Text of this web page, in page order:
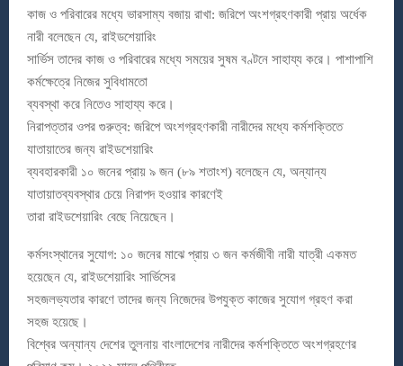
কাজ ও পরিবারের মধ্যে ভারসাম্য বজায় রাখা: জরিপে অংশগ্রহণকারী প্রায় অর্ধেক
নারী বলেছেন যে, রাইডশেয়ারিং
সার্ভিস তাদের কাজ ও পরিবারের মধ্যে সময়ের সুষম বণ্টনে সাহায্য করে। পাশাপাশি
কর্মক্ষেত্রে নিজের সুবিধামতো
ব্যবস্থা করে নিতেও সাহায্য করে।
নিরাপত্তার ওপর গুরুত্ব: জরিপে অংশগ্রহণকারী নারীদের মধ্যে কর্মশক্তিতে
যাতায়াতের জন্য রাইডশেয়ারিং
ব্যবহারকারী ১০ জনের প্রায় ৯ জন (৮৯ শতাংশ) বলেছেন যে, অন্যান্য
যাতায়াতব্যবস্থার চেয়ে নিরাপদ হওয়ার কারণেই
তারা রাইডশেয়ারিং বেছে নিয়েছেন।
কর্মসংস্থানের সুযোগ: ১০ জনের মাঝে প্রায় ৩ জন কর্মজীবী নারী যাত্রী একমত
হয়েছেন যে, রাইডশেয়ারিং সার্ভিসের
সহজলভ্যতার কারণে তাদের জন্য নিজেদের উপযুক্ত কাজের সুযোগ গ্রহণ করা
সহজ হয়েছে।
বিশ্বের অন্যান্য দেশের তুলনায় বাংলাদেশের নারীদের কর্মশক্তিতে অংশগ্রহণের